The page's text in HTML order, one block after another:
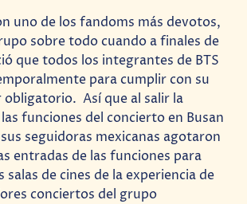
uno de los fandoms más devotos,
sobre todo cuando a finales de
que todos los integrantes de BTS
para cumplir con su
Así que al salir la
funciones del concierto en Busan
seguidoras mexicanas agotaron
entradas de las funciones para
de cines de la experiencia de
conciertos del grupo